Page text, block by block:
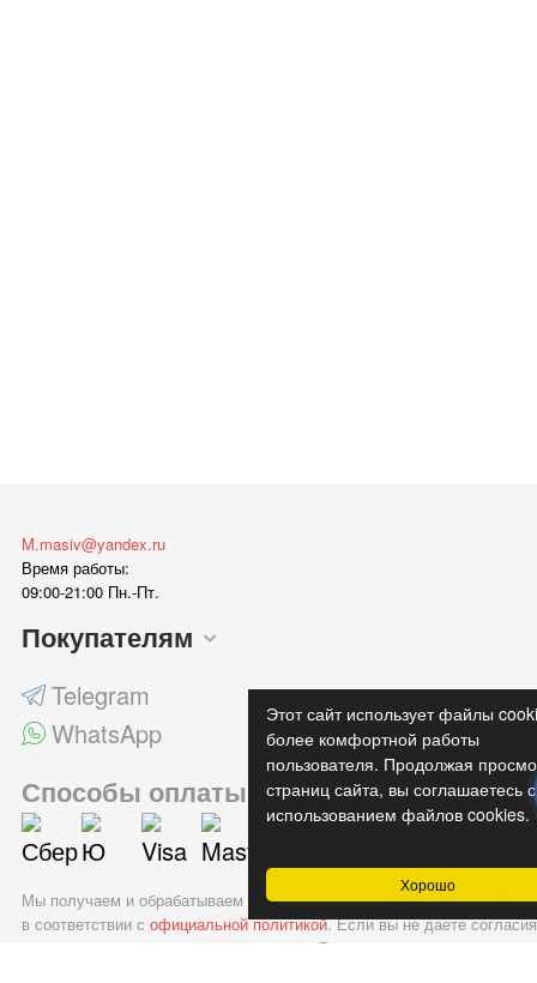
Хорошо
Этот сайт использует файлы
более комфортной работы
пользователя. Продолжая
страниц сайта, вы соглашаетесь с
использованием файлов cookies.
M.masiv@yandex.ru
Время работы:
09:00-21:00 Пн.-Пт.
Покупателям
Telegram
WhatsApp
Способы оплаты
Мы получаем и обрабатываем персональные данные посетителей
в соответствии софициальной политикой. Если вы не даете
обработку своих персональных данных, Вам необходимо покинуть